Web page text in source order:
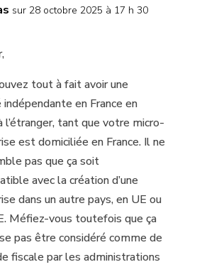
sur 28 octobre 2025 à 17 h 30
tout à fait avoir une
en France en
l’étranger, tant que votre micro-
est domiciliée en France. Il ne
pas que ça soit
avec la création d’une
dans un autre pays, en UE ou
Méfiez-vous toutefois que ça
pas être considéré comme de
fiscale par les administrations